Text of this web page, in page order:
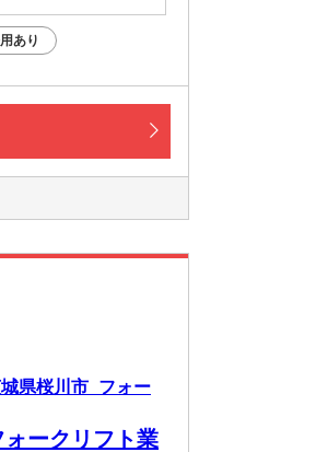
あり
県桜川市_フォー
ークリフト業